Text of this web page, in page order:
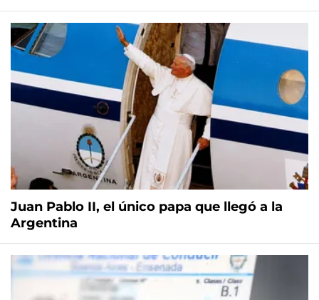
Juan Pablo II, el único papa que llegó a la
Argentina